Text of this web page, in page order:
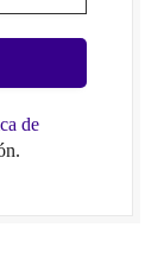
de